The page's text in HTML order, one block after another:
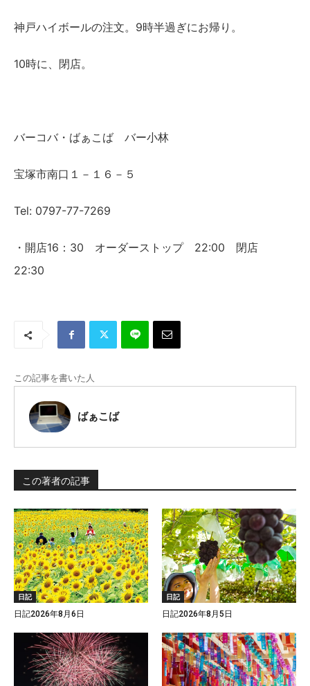
神戸ハイボールの注文。9時半過ぎにお帰り。
10時に、閉店。
バーコバ・ばぁこば バー小林
宝塚市南口１－１６－５
Tel: 0797-77-7269
・開店16：30 オーダーストップ 22:00 閉店
22:30
この記事を書いた人
ばぁこば
この著者の記事
日記
日記2026年8月6日
日記
日記2026年8月5日